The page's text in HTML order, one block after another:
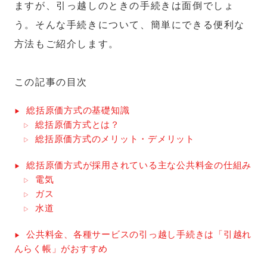
ますが、引っ越しのときの手続きは面倒でしょ
う。そんな手続きについて、簡単にできる便利な
方法もご紹介します。
この記事の目次
総括原価方式の基礎知識
総括原価方式とは？
総括原価方式のメリット・デメリット
総括原価方式が採用されている主な公共料金の仕組み
電気
ガス
水道
公共料金、各種サービスの引っ越し手続きは「引越れ
んらく帳」がおすすめ